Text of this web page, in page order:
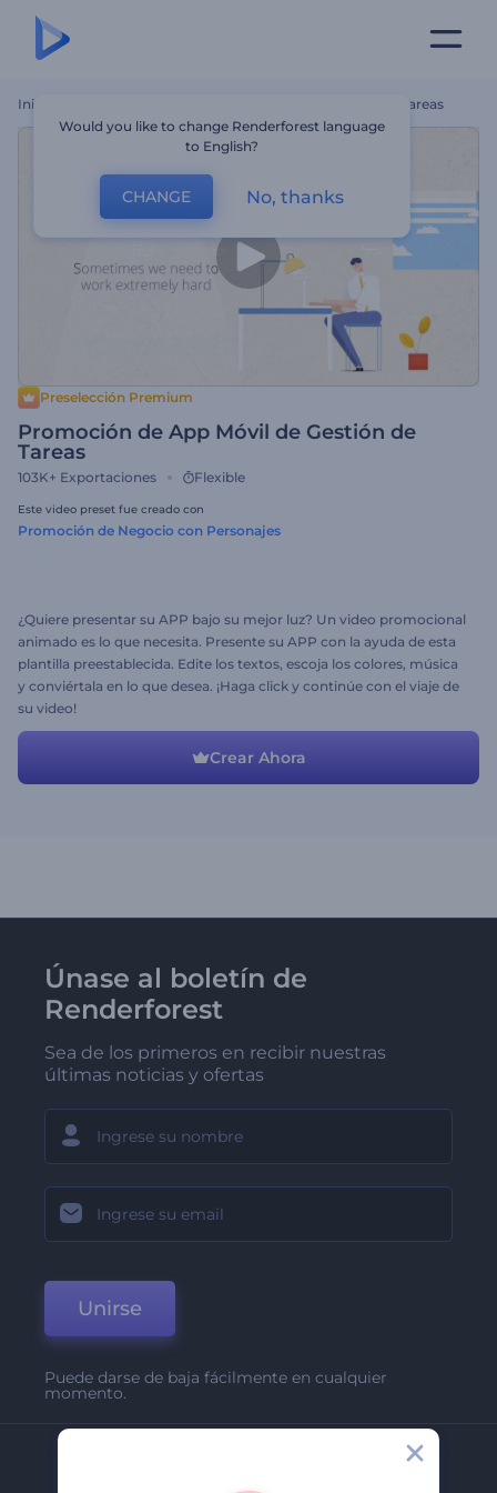
Inicio Promoción De App Móvil De Gestión De Tareas
Preselección Premium
Promoción de App Móvil de Gestión de
Tareas
103K+ Exportaciones Flexible
Este video preset fue creado con
Promoción de Negocio con Personajes
¿Quiere presentar su APP bajo su mejor luz? Un video promocional
animado es lo que necesita. Presente su APP con la ayuda de esta
plantilla preestablecida. Edite los textos, escoja los colores, música
y conviértala en lo que desea. ¡Haga click y continúe con el viaje de
su video!
Crear Ahora
Únase al boletín de
Renderforest
Sea de los primeros en recibir nuestras
últimas noticias y ofertas
Unirse
Puede darse de baja fácilmente en cualquier
momento.
Would you like to change Renderforest language
to English?
CHANGE No, thanks